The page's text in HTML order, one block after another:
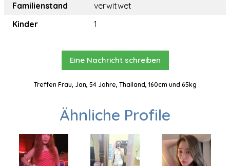
Familienstand
verwitwet
Kinder
1
Eine Nachricht schreiben
Treffen Frau, Jan, 54 Jahre, Thailand, 160cm und 65kg
Ähnliche Profile